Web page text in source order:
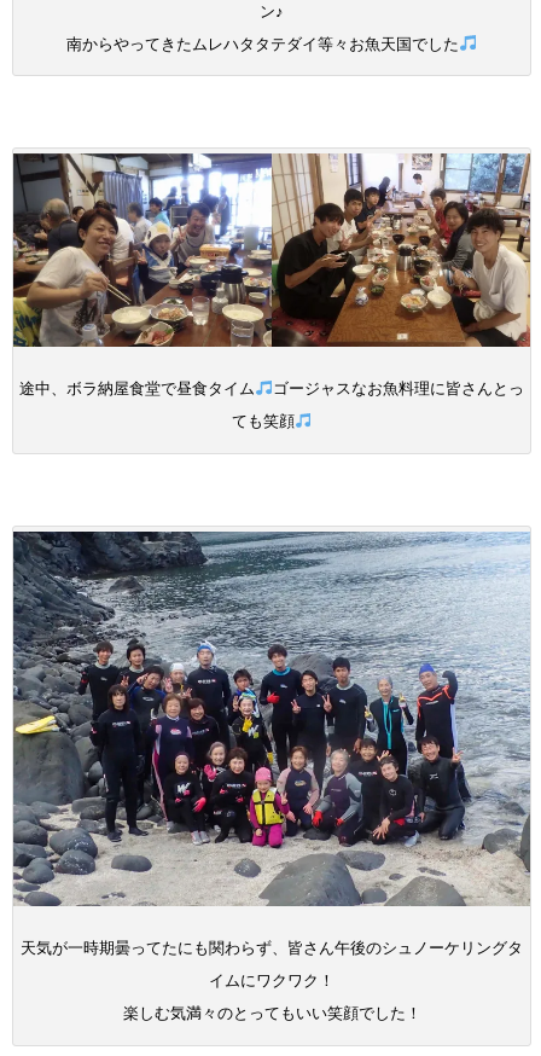
ン♪
南からやってきたムレハタタテダイ等々お魚天国でした
途中、ボラ納屋食堂で昼食タイム
ゴージャスなお魚料理に皆さんとっ
ても笑顔
天気が一時期曇ってたにも関わらず、皆さん午後のシュノーケリングタ
イムにワクワク！
楽しむ気満々のとってもいい笑顔でした！